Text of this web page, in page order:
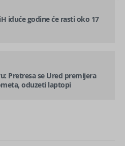
iduće godine će rasti oko 17
Pretresa se Ured premijera
oduzeti laptopi